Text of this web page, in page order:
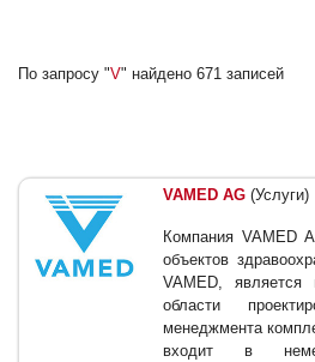
По запросу "V" найдено 671 записей
VAMED AG (Услуги)
Компания VAMED
объектов
VAMED, является
области
менеджмента
входит в